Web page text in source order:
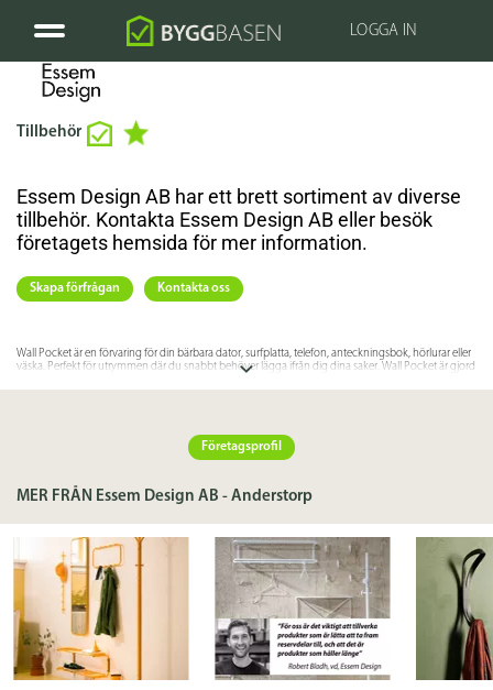
LOGGA IN
Tillbehör
Essem Design AB har ett brett sortiment av diverse
tillbehör. Kontakta Essem Design AB eller besök
företagets hemsida för mer information.
Skapa förfrågan Kontakta oss
Wall Pocket är en förvaring för din bärbara dator, surfplatta, telefon, anteckningsbok, hörlurar eller
väska. Perfekt för utrymmen där du snabbt behöver lägga ifrån dig dina saker. Wall Pocket är gjord
Länkar
Länk
Företagsprofil
MER FRÅN Essem Design AB - Anderstorp